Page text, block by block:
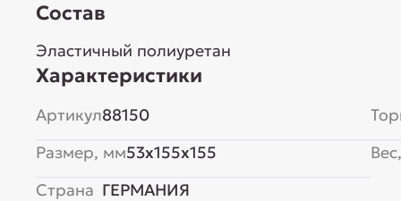
Состав
Эластичный полиуретан
Характеристики
Артикул88150
Размер, мм53x155x155
Страна ГЕРМАНИЯ